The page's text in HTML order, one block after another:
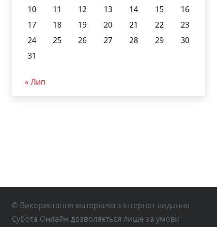
10
11 12 13 14 15
16
17
18 19 20 21 22
23
24
25 26 27 28 29
30
31
« Лип
© Використання матеріалів з інтернет-видання
Субота Онлайн дозволяється лише за умови